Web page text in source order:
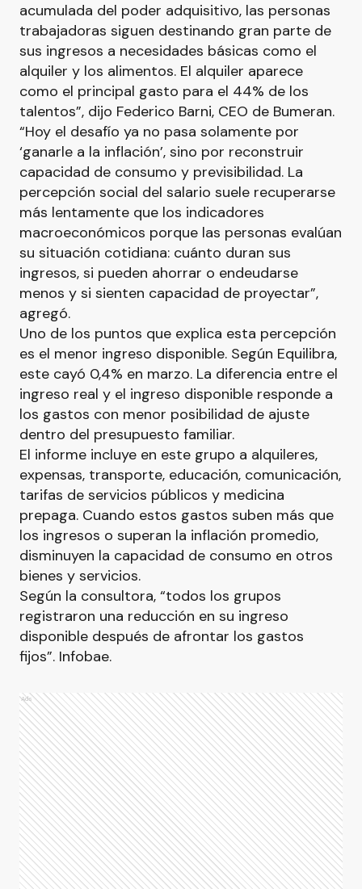
acumulada del poder adquisitivo, las personas
trabajadoras siguen destinando gran parte de
sus ingresos a necesidades básicas como el
alquiler y los alimentos. El alquiler aparece
como el principal gasto para el 44% de los
talentos”, dijo Federico Barni, CEO de Bumeran.
“Hoy el desafío ya no pasa solamente por
‘ganarle a la inflación’, sino por reconstruir
capacidad de consumo y previsibilidad. La
percepción social del salario suele recuperarse
más lentamente que los indicadores
macroeconómicos porque las personas evalúan
su situación cotidiana: cuánto duran sus
ingresos, si pueden ahorrar o endeudarse
menos y si sienten capacidad de proyectar”,
agregó.
Uno de los puntos que explica esta percepción
es el menor ingreso disponible. Según Equilibra,
este cayó 0,4% en marzo. La diferencia entre el
ingreso real y el ingreso disponible responde a
los gastos con menor posibilidad de ajuste
dentro del presupuesto familiar.
El informe incluye en este grupo a alquileres,
expensas, transporte, educación, comunicación,
tarifas de servicios públicos y medicina
prepaga. Cuando estos gastos suben más que
los ingresos o superan la inflación promedio,
disminuyen la capacidad de consumo en otros
bienes y servicios.
Según la consultora, “todos los grupos
registraron una reducción en su ingreso
disponible después de afrontar los gastos
fijos”. Infobae.
Ads